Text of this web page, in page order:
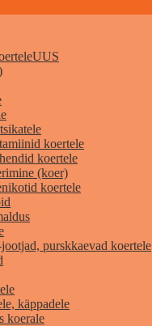
UUS
koertele
koertele
(koer)
koertele
purskkaevad koertele
käppadele
koerale